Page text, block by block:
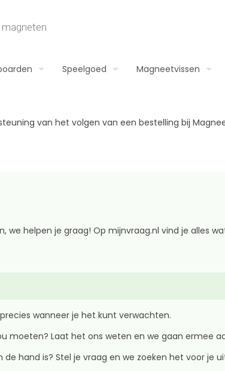
Speelgoed Magneetvissen
helpen je graag! Op mijnvraag.nl vind je alles
wanneer je het kunt verwachten.
moeten? Laat het ons weten en we gaan ermee
hand is? Stel je vraag en we zoeken het voor je